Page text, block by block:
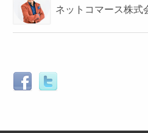
ネットコマース株式